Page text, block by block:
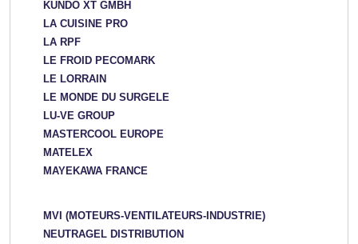
KUNDO XT GMBH
LA CUISINE PRO
LA RPF
LE FROID PECOMARK
LE LORRAIN
LE MONDE DU SURGELE
LU-VE GROUP
MASTERCOOL EUROPE
MATELEX
MAYEKAWA FRANCE
MVI (MOTEURS-VENTILATEURS-INDUSTRIE)
NEUTRAGEL DISTRIBUTION